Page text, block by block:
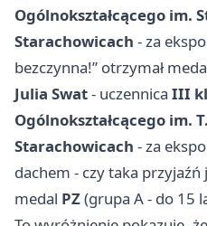
Ogólnokształcącego im.
Starachowicach - za
bezczynna!” otrzymał
Julia Swat- uczennica III
Ogólnokształcącego im.
Starachowicach - za
dachem - czy taka przyjaźń
medal PZ(grupa A - do 15